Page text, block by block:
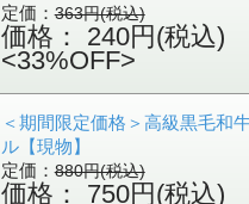
定価：363円(税込)
価格： 240円(税込)
<33%OFF>
＜期間限定価格＞高級黒毛和
ル【現物】
定価：880円(税込)
価格： 750円(税込)